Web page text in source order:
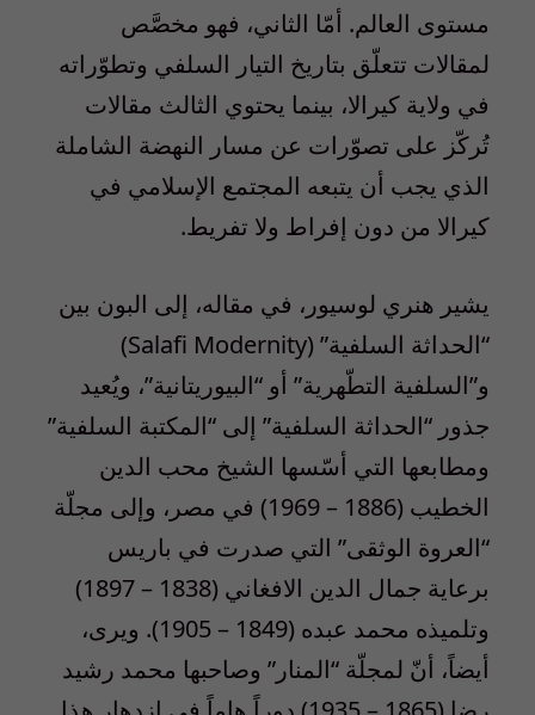
مستوى العالم. أمّا الثاني، فهو مخصَّص
لمقالات تتعلّق بتاريخ التيار السلفي وتطوّراته
في ولاية كيرالا، بينما يحتوي الثالث مقالات
تُركّز على تصوّرات عن مسار النهضة الشاملة
الذي يجب أن يتبعه المجتمع الإسلامي في
كيرالا من دون إفراط ولا تفريط.
يشير هنري لوسيور، في مقاله، إلى البون بين
“الحداثة السلفية” (Salafi Modernity)
و”السلفية التطّهرية” أو “البيوريتانية”، ويُعيد
جذور “الحداثة السلفية” إلى “المكتبة السلفية”
ومطابعها التي أسّسها الشيخ محب الدين
الخطيب (1886 – 1969) في مصر، وإلى مجلّة
“العروة الوثقى” التي صدرت في باريس
برعاية جمال الدين الافغاني (1838 – 1897)
وتلميذه محمد عبده (1849 – 1905). ويرى،
أيضاً، أنّ لمجلّة “المنار” وصاحبها محمد رشيد